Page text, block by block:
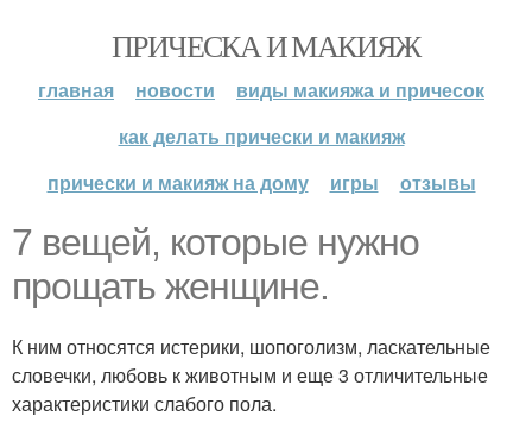
ПРИЧЕСКА И МАКИЯЖ
главная новости
виды макияжа и причесок
как делать прически и макияж
прически и макияж на дому
игры отзывы
7 вещей, которые нужно
прощать женщине.
К ним относятся истерики, шопоголизм, ласкательные
словечки, любовь к животным и еще 3 отличительные
характеристики слабого пола.